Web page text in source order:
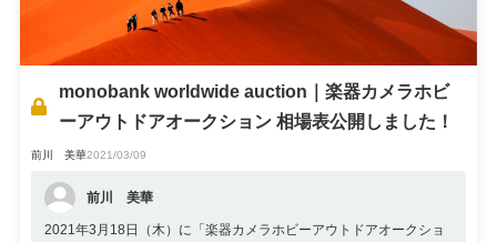
monobank worldwide auction｜楽器カメラホビ
ーアウトドアオークション 相場表公開しました！
前川 美華2021/03/09
前川 美華
2021年3月18日（木）に「楽器カメラホビーアウトドアオークショ